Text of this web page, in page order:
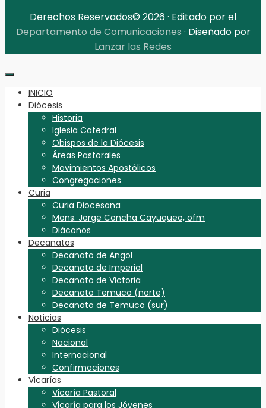
Derechos Reservados© 2026 · Editado por el
Departamento de Comunicaciones · Diseñado por
Lanzar las Redes
INICIO
Diócesis
Historia
Iglesia Catedral
Obispos de la Diócesis
Áreas Pastorales
Movimientos Apostólicos
Congregaciones
Curia
Curia Diocesana
Mons. Jorge Concha Cayuqueo, ofm
Diáconos
Decanatos
Decanato de Angol
Decanato de Imperial
Decanato de Victoria
Decanato Temuco (norte)
Decanato de Temuco (sur)
Noticias
Diócesis
Nacional
Internacional
Confirmaciones
Vicarías
Vicaría Pastoral
Vicaría para los Jóvenes